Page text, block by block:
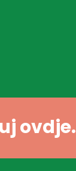
ovdje.